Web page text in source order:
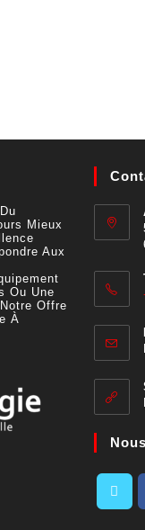
Mieux
Aux
Ou Une
Offre
À